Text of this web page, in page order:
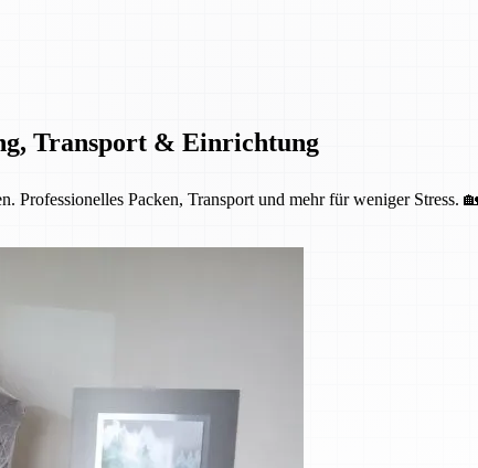
Transport & Einrichtung
Professionelles Packen, Transport und mehr für weniger Stress.